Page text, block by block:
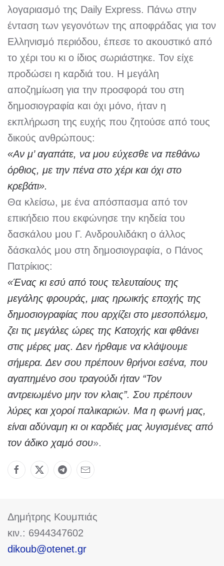
λογαριασμό της Daily Express. Πάνω στην
ένταση των γεγονότων της αποφράδας για τον
Ελληνισμό περιόδου, έπεσε το ακουστικό από
το χέρι του κι ο ίδιος σωριάστηκε. Τον είχε
προδώσει η καρδιά του. Η μεγάλη
αποζημίωση για την προσφορά του στη
δημοσιογραφία και όχι μόνο, ήταν η
εκπλήρωση της ευχής που ζητούσε από τους
δικούς ανθρώπους:
«Αν μ’ αγαπάτε, να μου εύχεσθε να πεθάνω
όρθιος, με την πένα στο χέρι και όχι στο
κρεβάτι».
Θα κλείσω, με ένα απόσπασμα από τον
επικήδειο που εκφώνησε την κηδεία του
δασκάλου μου Γ. Ανδρουλιδάκη ο άλλος
δάσκαλός μου στη δημοσιογραφία, ο Πάνος
Πατρίκιος:
«Ένας κι εσύ από τους τελευταίους της
μεγάλης φρουράς, μιας ηρωικής εποχής της
δημοσιογραφίας που αρχίζει στο μεσοπόλεμο,
ζει τις μεγάλες ώρες της Κατοχής και φθάνει
στις μέρες μας. Δεν ήρθαμε να κλάψουμε
σήμερα. Δεν σου πρέπουν θρήνοι εσένα, που
αγαπημένο σου τραγούδι ήταν “Τον
αντρειωμένο μην τον κλαις”. Σου πρέπουν
λύρες και χοροί παλικαριών. Μα η φωνή μας,
είναι αδύναμη κι οι καρδιές μας λυγισμένες από
τον άδικο χαμό σου».
Δημήτρης Κουμπιάς
κιν.: 6944347602
dikoub@otenet.gr